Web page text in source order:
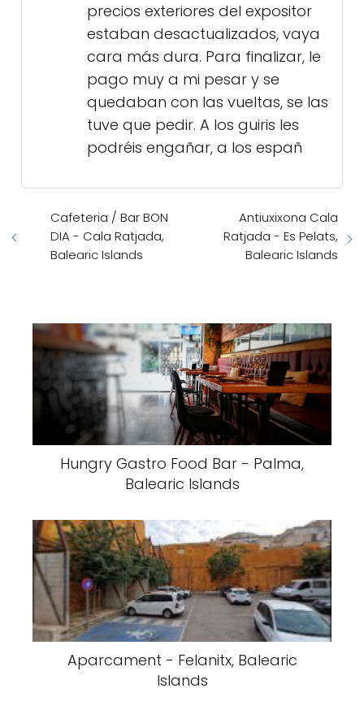
precios exteriores del expositor
estaban desactualizados, vaya
cara más dura. Para finalizar, le
pago muy a mi pesar y se
quedaban con las vueltas, se las
tuve que pedir. A los guiris les
podréis engañar, a los españ
Cafeteria / Bar BON
DIA - Cala Ratjada,
Balearic Islands
Antiuxixona Cala
Ratjada - Es Pelats,
Balearic Islands
Hungry Gastro Food Bar - Palma,
Balearic Islands
Aparcament - Felanitx, Balearic
Islands